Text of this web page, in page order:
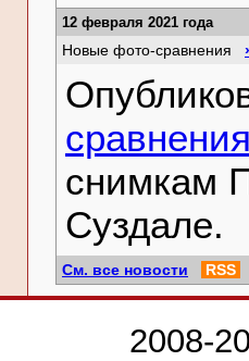
12 февраля 2021 года
Новые фото-сравнения
снимкам
Суздале.
См. все новости RSS
2008-